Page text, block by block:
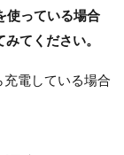
使っている場合
てください。
充電している場合